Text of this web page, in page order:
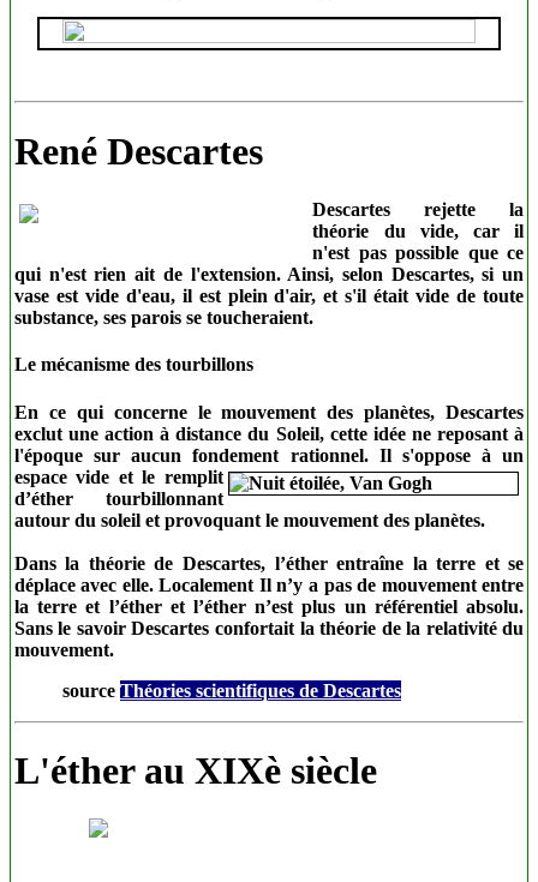
René Descartes
Descartes rejette la
théorie du vide, car il
n'est pas possible que ce
qui n'est rien ait de l'extension. Ainsi, selon Descartes, si un
vase est vide d'eau, il est plein d'air, et s'il était vide de toute
substance, ses parois se toucheraient.
Le mécanisme des tourbillons
En ce qui concerne le mouvement des planètes, Descartes
exclut une action à distance du Soleil, cette idée ne reposant à
l'époque sur aucun fondement rationnel. Il s'oppose à un
espace vide et le remplit
d’éther tourbillonnant
autour du soleil et provoquant le mouvement des planètes.
Dans la théorie de Descartes, l’éther entraîne la terre et se
déplace avec elle. Localement Il n’y a pas de mouvement entre
la terre et l’éther et l’éther n’est plus un référentiel absolu.
Sans le savoir Descartes confortait la théorie de la relativité du
mouvement.
source Théories scientifiques de Descartes
L'éther au XIXè siècle